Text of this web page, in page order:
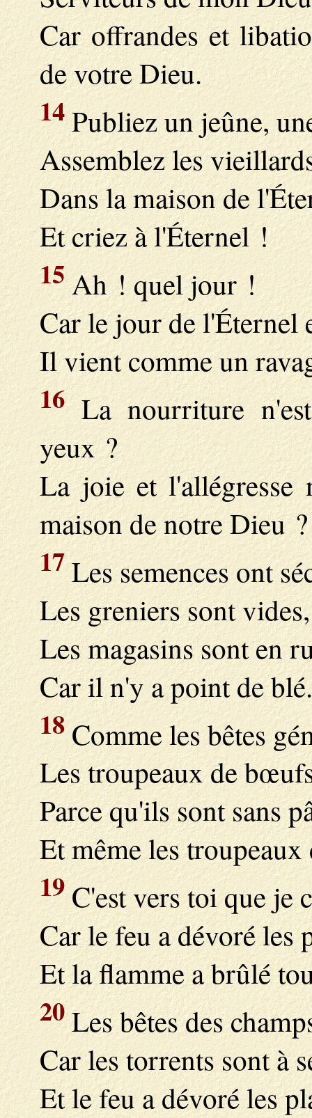
Car offrandes et
de votre Dieu.
14Publiez un jeûne,
Assemblez les
Dans la maison de
Et criez à l'Éternel !
15Ah ! quel jour !
Car le jour de l'Éternel
Il vient comme un
16La nourriture
yeux ?
La joie et l'allégresse
maison de notre Dieu ?
17Les semences ont
Les greniers sont vides,
Les magasins sont en
Car il n'y a point de
18Comme les bêtes
Les troupeaux de
Parce qu'ils sont sans
Et même les
19C'est vers toi que je
Car le feu a dévoré les
Et la flamme a brûlé
20Les bêtes des
Car les torrents sont à
Et le feu a dévoré les